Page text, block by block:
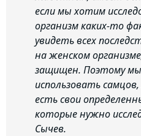
если мы хотим
организм каких-то
увидеть всех
на женском
защищен. Поэтому
использовать
есть свои
которые нужно
Сычев.